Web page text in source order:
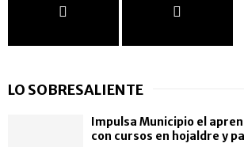
LO SOBRESALIENTE
Impulsa Municipio el
con cursos en hojaldre y